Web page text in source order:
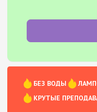
БЕЗ ВОДЫ
КРУТЫЕ